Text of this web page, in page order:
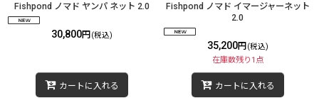
Fishpond ノマド ヤンパ ネット 2.0
30,800円 (税込)
カートに入れる
Fishpond ノマド イマージャーネット
2.0
35,200円 (税込)
在庫数残り1点
カートに入れる